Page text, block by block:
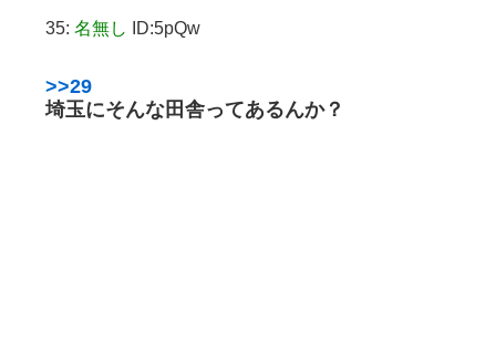
35: 名無し ID:5pQw
>>29
埼玉にそんな田舎ってあるんか？